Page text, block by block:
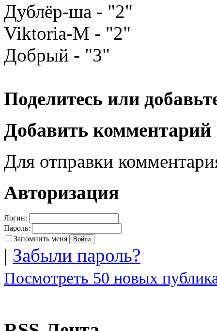
Дублёр-ша - "2"
Viktoria-M - "2"
Добрый - "3"
Поделитесь или
Добавить комментарий
Для отправки
Авторизация
Логин:
Пароль:
Запомнить меня
| Забыли пароль?
Посмотреть 50 новых